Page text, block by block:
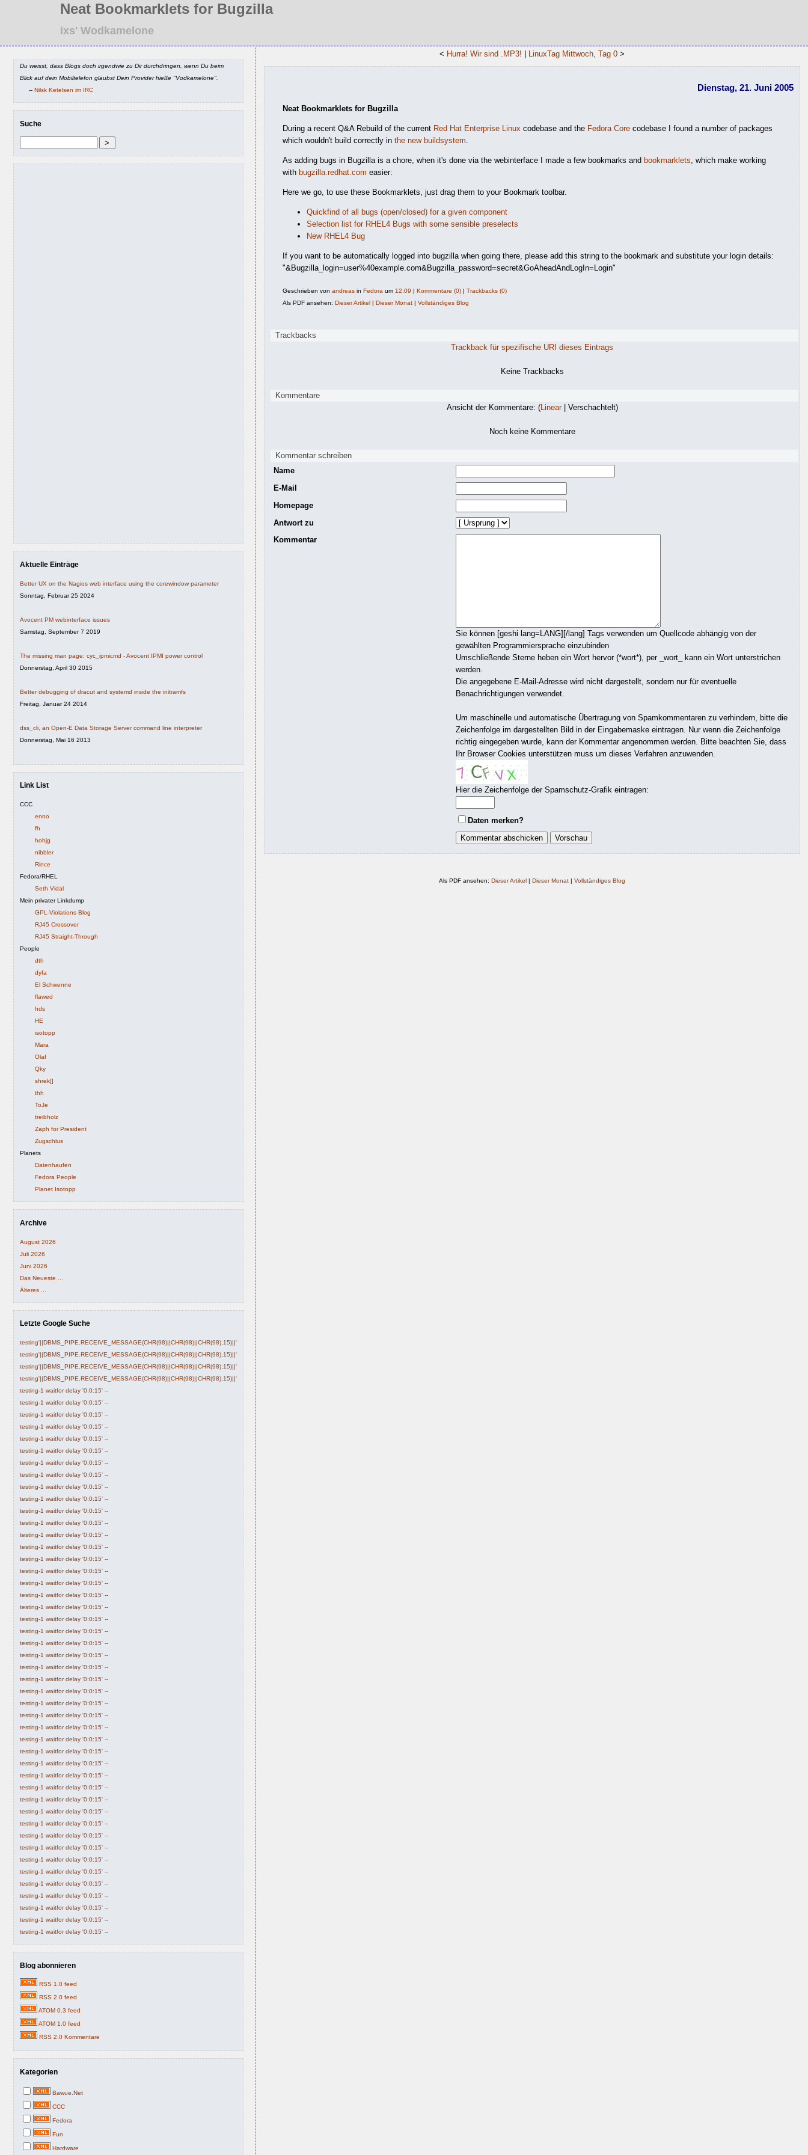
Neat Bookmarklets for Bugzilla
ixs' Wodkamelone
Du weisst, dass Blogs doch irgendwie zu Dir durchdringen, wenn Du beim
Blick auf dein Mobiltelefon glaubst Dein Provider hieße "Vodkamelone".
-- Nilsk Ketelsen im IRC
Suche
Aktuelle Einträge
Better UX on the Nagios web interface using the corewindow parameter
Sonntag, Februar 25 2024
Avocent PM webinterface issues
Samstag, September 7 2019
The missing man page: cyc_ipmicmd - Avocent IPMI power control
Donnerstag, April 30 2015
Better debugging of dracut and systemd inside the initramfs
Freitag, Januar 24 2014
dss_cli, an Open-E Data Storage Server command line interpreter
Donnerstag, Mai 16 2013
Link List
CCC
enno
fh
hohjg
nibbler
Rince
Fedora/RHEL
Seth Vidal
Mein privater Linkdump
GPL-Violations Blog
RJ45 Crossover
RJ45 Straight-Through
People
dth
dyfa
El Schwenne
flawed
hds
HE
isotopp
Mara
Olaf
Qky
shrek[]
thh
ToJe
treibholz
Zaph for President
Zugschlus
Planets
Datenhaufen
Fedora People
Planet Isotopp
Archive
August 2026
Juli 2026
Juni 2026
Das Neueste ...
Älteres ...
Letzte Google Suche
testing'||DBMS_PIPE.RECEIVE_MESSAGE(CHR(98)||CHR(98)||CHR(98),15)||'
testing'||DBMS_PIPE.RECEIVE_MESSAGE(CHR(98)||CHR(98)||CHR(98),15)||'
testing'||DBMS_PIPE.RECEIVE_MESSAGE(CHR(98)||CHR(98)||CHR(98),15)||'
testing'||DBMS_PIPE.RECEIVE_MESSAGE(CHR(98)||CHR(98)||CHR(98),15)||'
testing-1 waitfor delay '0:0:15' --
testing-1 waitfor delay '0:0:15' --
testing-1 waitfor delay '0:0:15' --
testing-1 waitfor delay '0:0:15' --
testing-1 waitfor delay '0:0:15' --
testing-1 waitfor delay '0:0:15' --
testing-1 waitfor delay '0:0:15' --
testing-1 waitfor delay '0:0:15' --
testing-1 waitfor delay '0:0:15' --
testing-1 waitfor delay '0:0:15' --
testing-1 waitfor delay '0:0:15' --
testing-1 waitfor delay '0:0:15' --
testing-1 waitfor delay '0:0:15' --
testing-1 waitfor delay '0:0:15' --
testing-1 waitfor delay '0:0:15' --
testing-1 waitfor delay '0:0:15' --
testing-1 waitfor delay '0:0:15' --
testing-1 waitfor delay '0:0:15' --
testing-1 waitfor delay '0:0:15' --
testing-1 waitfor delay '0:0:15' --
testing-1 waitfor delay '0:0:15' --
testing-1 waitfor delay '0:0:15' --
testing-1 waitfor delay '0:0:15' --
testing-1 waitfor delay '0:0:15' --
testing-1 waitfor delay '0:0:15' --
testing-1 waitfor delay '0:0:15' --
testing-1 waitfor delay '0:0:15' --
testing-1 waitfor delay '0:0:15' --
testing-1 waitfor delay '0:0:15' --
testing-1 waitfor delay '0:0:15' --
testing-1 waitfor delay '0:0:15' --
testing-1 waitfor delay '0:0:15' --
testing-1 waitfor delay '0:0:15' --
testing-1 waitfor delay '0:0:15' --
testing-1 waitfor delay '0:0:15' --
testing-1 waitfor delay '0:0:15' --
testing-1 waitfor delay '0:0:15' --
testing-1 waitfor delay '0:0:15' --
testing-1 waitfor delay '0:0:15' --
testing-1 waitfor delay '0:0:15' --
testing-1 waitfor delay '0:0:15' --
testing-1 waitfor delay '0:0:15' --
testing-1 waitfor delay '0:0:15' --
testing-1 waitfor delay '0:0:15' --
testing-1 waitfor delay '0:0:15' --
testing-1 waitfor delay '0:0:15' --
Blog abonnieren
RSS 1.0 feed
RSS 2.0 feed
ATOM 0.3 feed
ATOM 1.0 feed
RSS 2.0 Kommentare
Kategorien
Bawue.Net
CCC
Fedora
Fun
Hardware
< Hurra! Wir sind .MP3! LinuxTag Mittwoch, Tag 0 >
Dienstag, 21. Juni 2005
Neat Bookmarklets for Bugzilla
During a recent Q&A Rebuild of the current Red Hat Enterprise Linux codebase and the Fedora Core codebase I found a number of packages
which wouldn't build correctly in the new buildsystem.
As adding bugs in Bugzilla is a chore, when it's done via the webinterface I made a few bookmarks and bookmarklets, which make working
with bugzilla.redhat.com easier:
Here we go, to use these Bookmarklets, just drag them to your Bookmark toolbar.
Quickfind of all bugs (open/closed) for a given component
Selection list for RHEL4 Bugs with some sensible preselects
New RHEL4 Bug
If you want to be automatically logged into bugzilla when going there, please add this string to the bookmark and substitute your login details:
"&Bugzilla_login=user%40example.com&Bugzilla_password=secret&GoAheadAndLogIn=Login"
Geschrieben von andreas in Fedora um 12:09 Kommentare (0)
Trackbacks (0)
Als PDF ansehen: Dieser Artikel Dieser Monat Vollständiges Blog
Trackbacks
Trackback für spezifische URI dieses Eintrags
Keine Trackbacks
Kommentare
Ansicht der Kommentare: (Linear| Verschachtelt)
Noch keine Kommentare
Kommentar schreiben
Name
E-Mail
Homepage
Antwort zu
Kommentar
Sie können [geshi lang=LANG][/lang] Tags verwenden um Quellcode abhängig von der
gewählten Programmiersprache einzubinden
Umschließende Sterne heben ein Wort hervor (*wort*), per _wort_ kann ein Wort unterstrichen
werden.
Die angegebene E-Mail-Adresse wird nicht dargestellt, sondern nur für eventuelle
Benachrichtigungen verwendet.
Um maschinelle und automatische Übertragung von Spamkommentaren zu verhindern, bitte die
Zeichenfolge im dargestellten Bild in der Eingabemaske eintragen. Nur wenn die Zeichenfolge
richtig eingegeben wurde, kann der Kommentar angenommen werden. Bitte beachten Sie, dass
Ihr Browser Cookies unterstützen muss um dieses Verfahren anzuwenden.
Hier die Zeichenfolge der Spamschutz-Grafik eintragen:
Daten merken?
Als PDF ansehen: Dieser Artikel Dieser Monat Vollständiges Blog